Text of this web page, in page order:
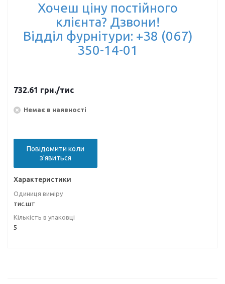
Хочеш ціну постійного
клієнта? Дзвони!
Відділ фурнітури: +38 (067)
350-14-01
732.61 грн./тис
Немає в наявності
Повідомити коли
з'явиться
Характеристики
Одиниця виміру
тис.шт
Кількість в упаковці
5